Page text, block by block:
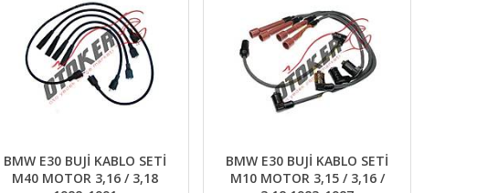
BMW E30 BUJİ KABLO SETİ
M40 MOTOR 3,16 / 3,18
BMW E30 BUJİ KABLO SETİ
M10 MOTOR 3,15 / 3,16 /